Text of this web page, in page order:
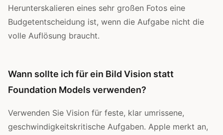
Herunterskalieren eines sehr großen Fotos eine
Budgetentscheidung ist, wenn die Aufgabe nicht die
volle Auflösung braucht.
Wann sollte ich für ein Bild Vision statt
Foundation Models verwenden?
Verwenden Sie Vision für feste, klar umrissene,
geschwindigkeitskritische Aufgaben. Apple merkt an,